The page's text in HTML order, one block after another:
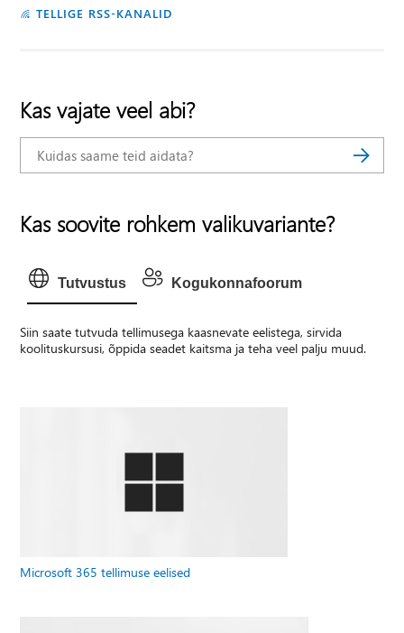
TELLIGE RSS-KANALID
Kas vajate veel abi?
Kas soovite rohkem valikuvariante?
Tutvustus Kogukonnafoorum
Siin saate tutvuda tellimusega kaasnevate eelistega, sirvida
koolituskursusi, õppida seadet kaitsma ja teha veel palju muud.
Microsoft 365 tellimuse eelised